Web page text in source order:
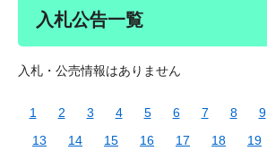
入札公告一覧
入札・公売情報はありません
1 2 3 4 5 6 7 8 9
13
14 15 16 17 18 19